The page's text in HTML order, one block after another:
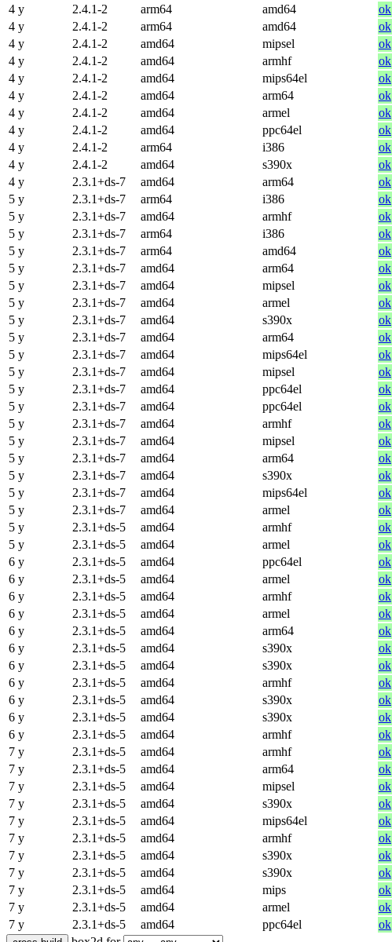
4 y
2.4.1-2 arm64 amd64 ok
4 y
2.4.1-2 arm64 amd64 ok
4 y
2.4.1-2 amd64 mipsel ok
4 y
2.4.1-2 amd64 armhf ok
4 y
2.4.1-2 amd64 mips64el ok
4 y
2.4.1-2 amd64 arm64 ok
4 y
2.4.1-2 amd64 armel ok
4 y
2.4.1-2 amd64 ppc64el ok
4 y
2.4.1-2 arm64 i386 ok
4 y
2.4.1-2 amd64 s390x ok
4 y
2.3.1+ds-7 amd64 arm64 ok
5 y
2.3.1+ds-7 arm64 i386 ok
5 y
2.3.1+ds-7 amd64 armhf ok
5 y
2.3.1+ds-7 arm64 i386 ok
5 y
2.3.1+ds-7 arm64 amd64 ok
5 y
2.3.1+ds-7 amd64 arm64 ok
5 y
2.3.1+ds-7 amd64 mipsel ok
5 y
2.3.1+ds-7 amd64 armel ok
5 y
2.3.1+ds-7 amd64 s390x ok
5 y
2.3.1+ds-7 amd64 arm64 ok
5 y
2.3.1+ds-7 amd64 mips64el ok
5 y
2.3.1+ds-7 amd64 mipsel ok
5 y
2.3.1+ds-7 amd64 ppc64el ok
5 y
2.3.1+ds-7 amd64 ppc64el ok
5 y
2.3.1+ds-7 amd64 armhf ok
5 y
2.3.1+ds-7 amd64 mipsel ok
5 y
2.3.1+ds-7 amd64 arm64 ok
5 y
2.3.1+ds-7 amd64 s390x ok
5 y
2.3.1+ds-7 amd64 mips64el ok
5 y
2.3.1+ds-7 amd64 armel ok
5 y
2.3.1+ds-5 amd64 armhf ok
5 y
2.3.1+ds-5 amd64 armel ok
6 y
2.3.1+ds-5 amd64 ppc64el ok
6 y
2.3.1+ds-5 amd64 armel ok
6 y
2.3.1+ds-5 amd64 armhf ok
6 y
2.3.1+ds-5 amd64 armel ok
6 y
2.3.1+ds-5 amd64 arm64 ok
6 y
2.3.1+ds-5 amd64 s390x ok
6 y
2.3.1+ds-5 amd64 s390x ok
6 y
2.3.1+ds-5 amd64 armhf ok
6 y
2.3.1+ds-5 amd64 s390x ok
6 y
2.3.1+ds-5 amd64 s390x ok
6 y
2.3.1+ds-5 amd64 armhf ok
7 y
2.3.1+ds-5 amd64 armhf ok
7 y
2.3.1+ds-5 amd64 arm64 ok
7 y
2.3.1+ds-5 amd64 mipsel ok
7 y
2.3.1+ds-5 amd64 s390x ok
7 y
2.3.1+ds-5 amd64 mips64el ok
7 y
2.3.1+ds-5 amd64 armhf ok
7 y
2.3.1+ds-5 amd64 s390x ok
7 y
2.3.1+ds-5 amd64 s390x ok
7 y
2.3.1+ds-5 amd64 mips ok
7 y
2.3.1+ds-5 amd64 armel ok
7 y
2.3.1+ds-5 amd64 ppc64el ok